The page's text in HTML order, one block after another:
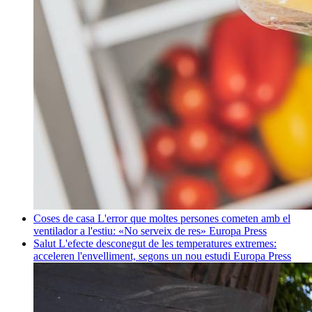
Coses de casa L'error que moltes persones cometen amb el
ventilador a l'estiu: «No serveix de res» Europa Press
Salut L'efecte desconegut de les temperatures extremes:
acceleren l'envelliment, segons un nou estudi Europa Press